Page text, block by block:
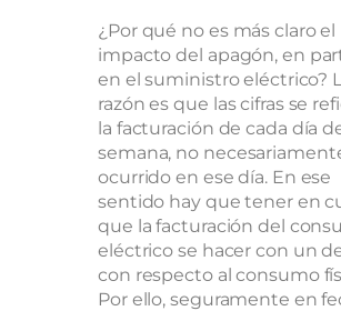
¿Por qué no es más claro el
impacto del apagón, en
en el suministro eléctrico?
razón es que las cifras se
la facturación de cada día
semana, no
ocurrido en ese día. En ese
sentido hay que tener en
que la facturación del
eléctrico se hacer con un
con respecto al consumo
Por ello, seguramente en